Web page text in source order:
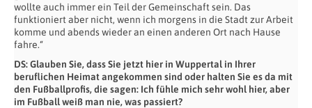
wollte auch immer ein Teil der Gemeinschaft sein. Das
funktioniert aber nicht, wenn ich morgens in die Stadt zur Arbeit
komme und abends wieder an einen anderen Ort nach Hause
fahre.“
DS: Glauben Sie, dass Sie jetzt hier in Wuppertal in Ihrer
beruflichen Heimat angekommen sind oder halten Sie es da mit
den Fußballprofis, die sagen: Ich fühle mich sehr wohl hier, aber
im Fußball weiß man nie, was passiert?